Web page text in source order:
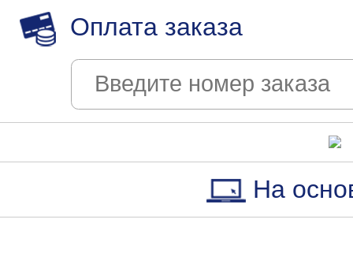
Оплата заказа
На